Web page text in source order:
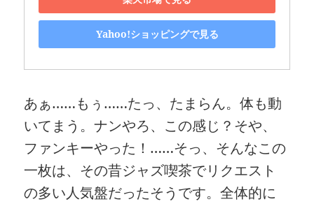
Yahoo!ショッピングで見る
あぁ……もぅ……たっ、たまらん。体も動
いてまう。ナンやろ、この感じ？そや、
ファンキーやった！……そっ、そんなこの
一枚は、その昔ジャズ喫茶でリクエスト
の多い人気盤だったそうです。全体的に